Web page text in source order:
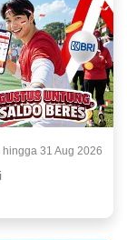
hingga 31 Aug 2026